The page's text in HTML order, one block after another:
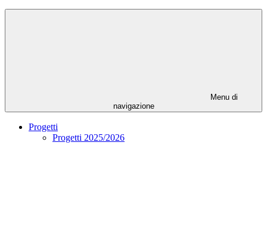
Menu di
navigazione
Progetti
Progetti 2025/2026